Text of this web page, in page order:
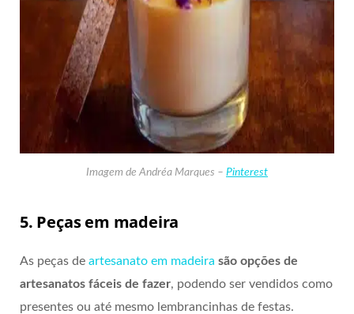
Imagem de Andréa Marques – Pinterest
5. Peças em madeira
As peças de artesanato em madeira são opções de
artesanatos fáceis de fazer, podendo ser vendidos como
presentes ou até mesmo lembrancinhas de festas.